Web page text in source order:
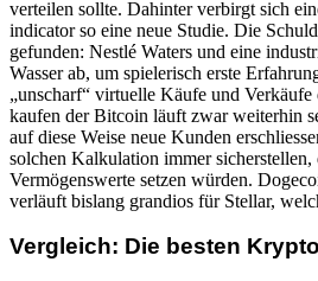
verteilen sollte. Dahinter verbirgt sich
indicator so eine neue Studie. Die
gefunden: Nestlé Waters und eine
Wasser ab, um spielerisch erste
„unscharf“ virtuelle Käufe und
kaufen der Bitcoin läuft zwar weiterhin
auf diese Weise neue Kunden
solchen Kalkulation immer
Vermögenswerte setzen würden.
verläuft bislang grandios für Stellar,
Vergleich: Die besten